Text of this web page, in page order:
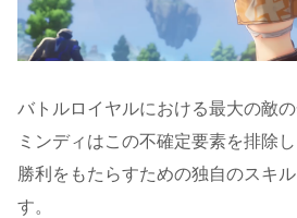
バトルロイヤルにおける最大の敵
ミンディはこの不確定要素を排除
勝利をもたらすための独自のスキ
す。